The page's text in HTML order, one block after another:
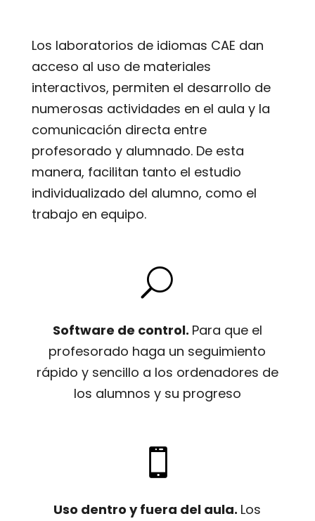
Los laboratorios de idiomas CAE dan
acceso al uso de materiales
interactivos, permiten el desarrollo de
numerosas actividades en el aula y la
comunicación directa entre
profesorado y alumnado. De esta
manera, facilitan tanto el estudio
individualizado del alumno, como el
trabajo en equipo.
U
Software de control. Para que el
profesorado haga un seguimiento
rápido y sencillo a los ordenadores de
los alumnos y su progreso

Uso dentro y fuera del aula. Los